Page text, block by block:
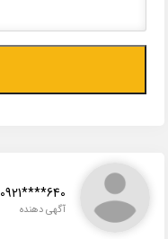
0921****640
آگهی دهنده